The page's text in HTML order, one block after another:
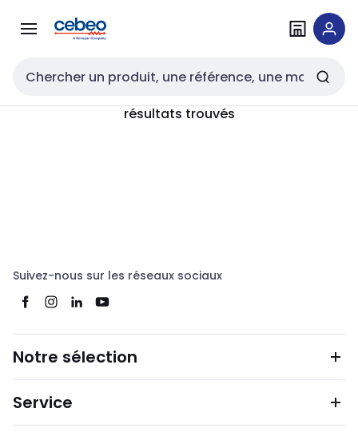
navigationau
Entrée de recherche
résultats trouvés
Suivez-nous sur les réseaux sociaux
Notre sélection
Service